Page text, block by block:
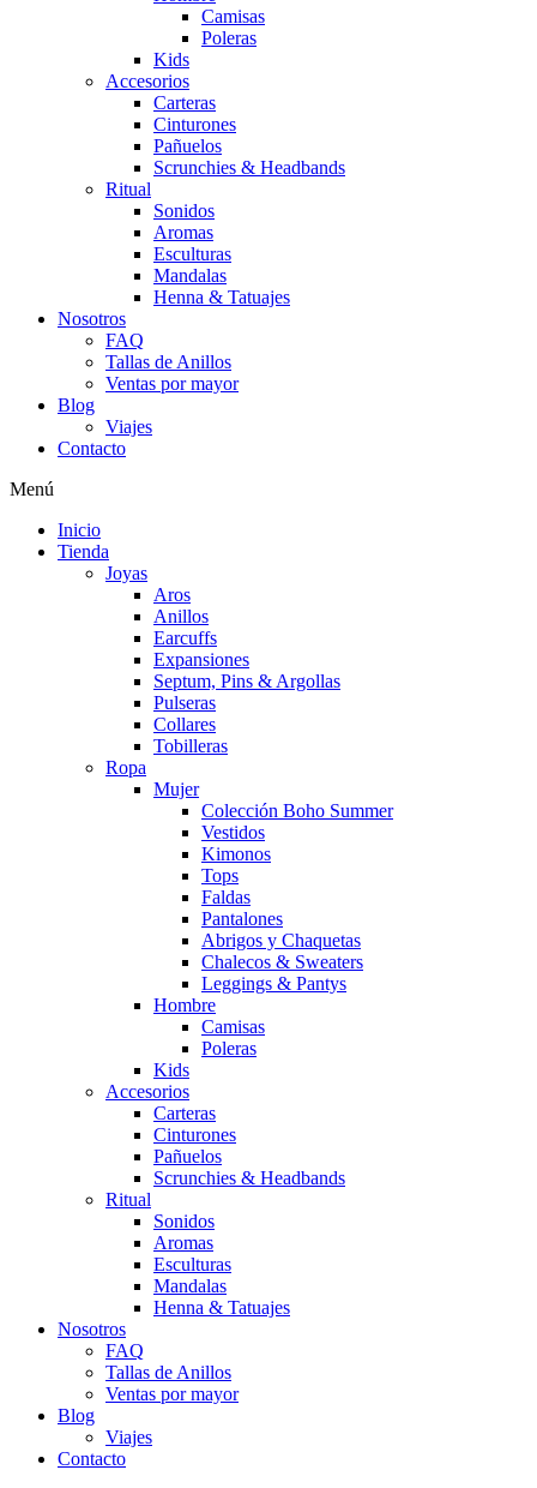
Camisas
Poleras
Kids
Accesorios
Carteras
Cinturones
Pañuelos
Scrunchies & Headbands
Ritual
Sonidos
Aromas
Esculturas
Mandalas
Henna & Tatuajes
Nosotros
FAQ
Tallas de Anillos
Ventas por mayor
Blog
Viajes
Contacto
Menú
Inicio
Tienda
Joyas
Aros
Anillos
Earcuffs
Expansiones
Septum, Pins & Argollas
Pulseras
Collares
Tobilleras
Ropa
Mujer
Colección Boho Summer
Vestidos
Kimonos
Tops
Faldas
Pantalones
Abrigos y Chaquetas
Chalecos & Sweaters
Leggings & Pantys
Hombre
Camisas
Poleras
Kids
Accesorios
Carteras
Cinturones
Pañuelos
Scrunchies & Headbands
Ritual
Sonidos
Aromas
Esculturas
Mandalas
Henna & Tatuajes
Nosotros
FAQ
Tallas de Anillos
Ventas por mayor
Blog
Viajes
Contacto